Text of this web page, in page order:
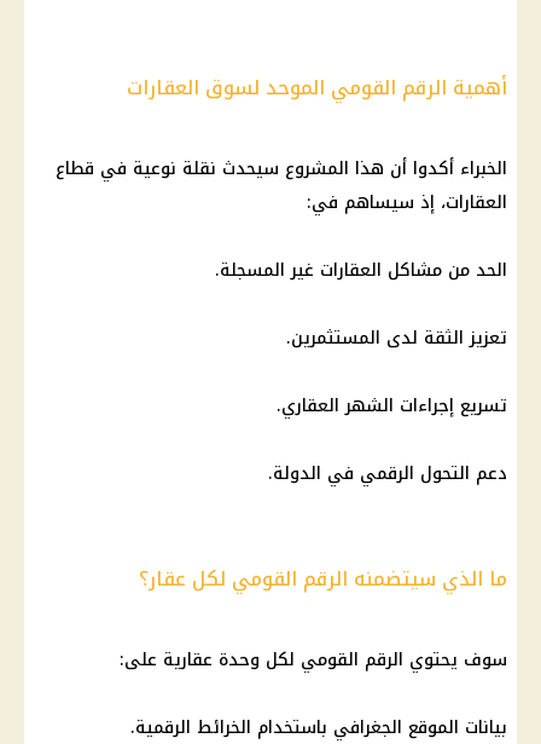
أهمية الرقم القومي الموحد لسوق العقارات
الخبراء أكدوا أن هذا المشروع سيحدث نقلة نوعية في قطاع
العقارات، إذ سيساهم في:
الحد من مشاكل العقارات غير المسجلة.
تعزيز الثقة لدى المستثمرين.
تسريع إجراءات الشهر العقاري.
دعم التحول الرقمي في الدولة.
ما الذي سيتضمنه الرقم القومي لكل عقار؟
سوف يحتوي الرقم القومي لكل وحدة عقارية على:
بيانات الموقع الجغرافي باستخدام الخرائط الرقمية.